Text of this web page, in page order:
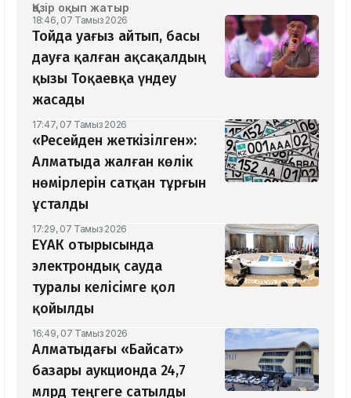
Қазір оқып жатыр
18:46, 07 Тамыз 2026
Тойда уағыз айтып, басы
дауға қалған ақсақалдың
қызы Тоқаевқа үндеу
жасады
17:47, 07 Тамыз 2026
«Ресейден жеткізілген»:
Алматыда жалған көлік
нөмірлерін сатқан тұрғын
ұсталды
17:29, 07 Тамыз 2026
ЕҮАК отырысында
электрондық сауда
туралы келісімге қол
қойылды
16:49, 07 Тамыз 2026
Алматыдағы «Байсат»
базары аукционда 24,7
млрд теңгеге сатылды